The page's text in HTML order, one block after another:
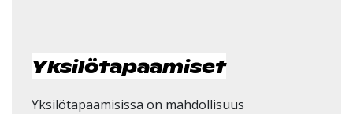
Yksilötapaamiset
Yksilötapaamisissa on mahdollisuus